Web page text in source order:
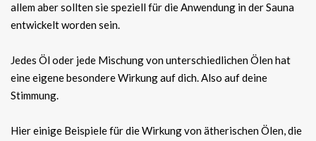
allem aber sollten sie speziell für die Anwendung in der Sauna
entwickelt worden sein.
Jedes Öl oder jede Mischung von unterschiedlichen Ölen hat
eine eigene besondere Wirkung auf dich. Also auf deine
Stimmung.
Hier einige Beispiele für die Wirkung von ätherischen Ölen, die